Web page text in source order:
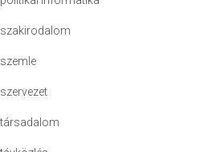
szakirodalom
szemle
szervezet
társadalom